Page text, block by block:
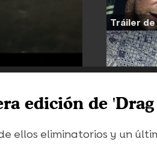
edición de 'Drag
ellos eliminatorios y un